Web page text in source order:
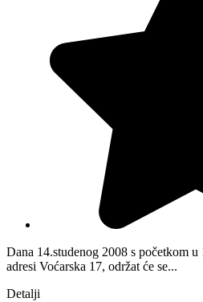
Dana 14.studenog 2008 s početkom
adresi Voćarska 17, održat će se...
Detalji